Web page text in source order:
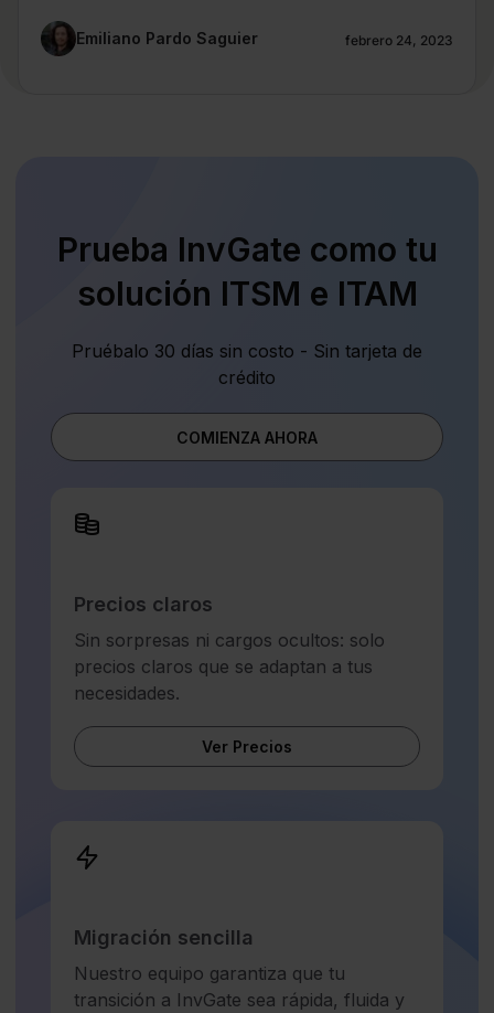
Emiliano Pardo Saguier febrero 24, 2023
Prueba InvGate como tu
solución ITSM e ITAM
Pruébalo 30 días sin costo - Sin tarjeta de
crédito
COMIENZA AHORA
Precios claros
Sin sorpresas ni cargos ocultos: solo
precios claros que se adaptan a tus
necesidades.
Ver Precios
Migración sencilla
Nuestro equipo garantiza que tu
transición a InvGate sea rápida, fluida y